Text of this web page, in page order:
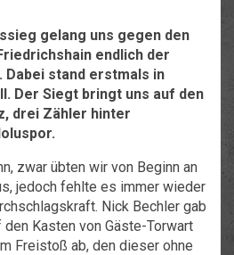
gelang uns gegen den
endlich der
stand erstmals in
Der Siegt bringt uns auf den
drei Zähler hinter
zwar übten wir von Beginn an
jedoch fehlte es immer wieder
Nick Bechler gab
Kasten von Gäste-Torwart
Freistoß ab, den dieser ohne